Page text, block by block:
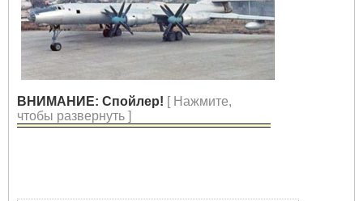
ВНИМАНИЕ: Спойлер! [ Нажмите,
чтобы развернуть ]